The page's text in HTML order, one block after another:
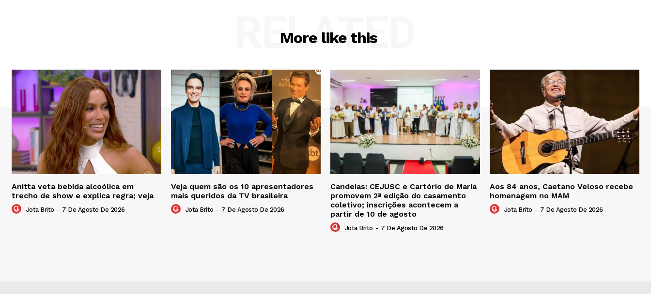
More like this
RELATED
Anitta veta bebida alcoólica em
trecho de show e explica regra; veja
Jota Brito - 7 De Agosto De 2026
Veja quem são os 10 apresentadores
mais queridos da TV brasileira
Jota Brito - 7 De Agosto De 2026
Candeias: CEJUSC e Cartório de Maria
promovem 2ª edição do casamento
coletivo; inscrições acontecem a
partir de 10 de agosto
Jota Brito - 7 De Agosto De 2026
Aos 84 anos, Caetano Veloso recebe
homenagem no MAM
Jota Brito - 7 De Agosto De 2026